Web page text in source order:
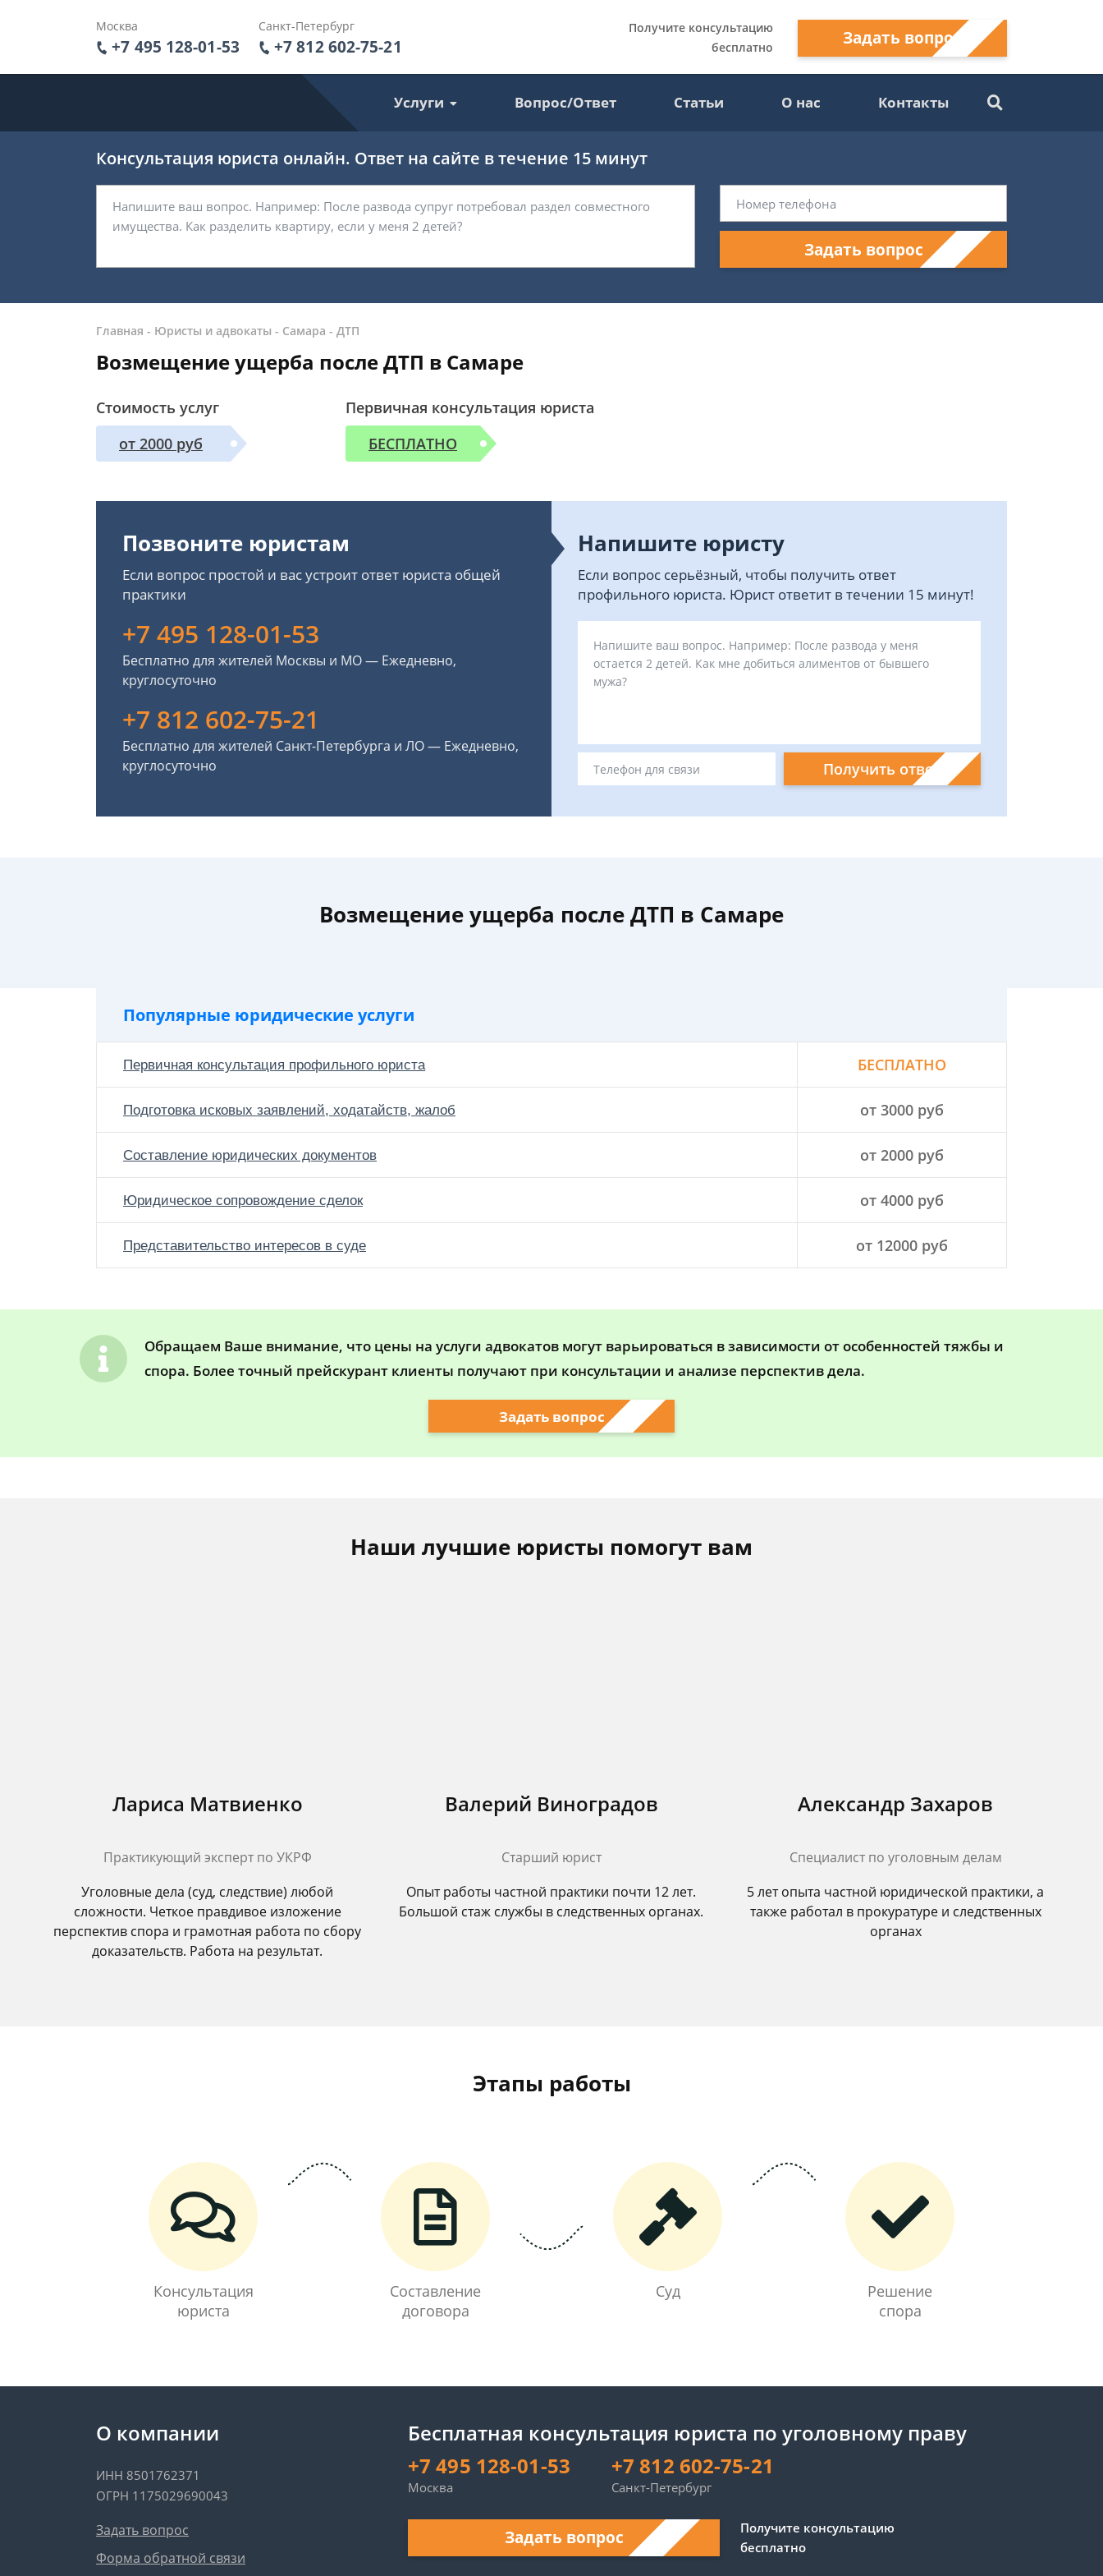
Москва
+7 495 128-01-53
Санкт-Петербург
+7 812 602-75-21
Получите консультацию
бесплатно
Задать вопрос
Услуги Вопрос/Ответ Статьи О нас Контакты
Консультация юриста онлайн. Ответ на сайте в течение 15 минут
Задать вопрос
Главная - Юристы и адвокаты - Самара - ДТП
Возмещение ущерба после ДТП в Самаре
Стоимость услуг
от 2000 руб
Первичная консультация юриста
БЕСПЛАТНО
Позвоните юристам
Если вопрос простой и вас устроит ответ юриста общей
практики
+7 495 128-01-53
Бесплатно для жителей Москвы и МО — Ежедневно,
круглосуточно
+7 812 602-75-21
Бесплатно для жителей Санкт-Петербурга и ЛО — Ежедневно,
круглосуточно
Напишите юристу
Если вопрос серьёзный, чтобы получить ответ
профильного юриста. Юрист ответит в течении 15 минут!
Получить ответ
Возмещение ущерба после ДТП в Самаре
Популярные юридические услуги
Первичная консультация профильного юриста БЕСПЛАТНО
Подготовка исковых заявлений, ходатайств, жалоб от 3000 руб
Составление юридических документов от 2000 руб
Юридическое сопровождение сделок от 4000 руб
Представительство интересов в суде от 12000 руб
Обращаем Ваше внимание, что цены на услуги адвокатов могут варьироваться в зависимости от особенностей тяжбы и
спора. Более точный прейскурант клиенты получают при консультации и анализе перспектив дела.
Задать вопрос
Наши лучшие юристы помогут вам
Лариса Матвиенко
Практикующий эксперт по УКРФ
Уголовные дела (суд, следствие) любой
сложности. Четкое правдивое изложение
перспектив спора и грамотная работа по сбору
доказательств. Работа на результат.
Валерий Виноградов
Старший юрист
Опыт работы частной практики почти 12 лет.
Большой стаж службы в следственных органах.
Александр Захаров
Специалист по уголовным делам
5 лет опыта частной юридической практики, а
также работал в прокуратуре и следственных
органах
Этапы работы
Консультация
юриста
Составление
договора
Суд
Решение
спора
О компании
ИНН 8501762371
ОГРН 1175029690043
Задать вопрос
Форма обратной связи
Бесплатная консультация юриста по уголовному праву
+7 495 128-01-53
Москва
+7 812 602-75-21
Санкт-Петербург
Задать вопрос
Получите консультацию
бесплатно